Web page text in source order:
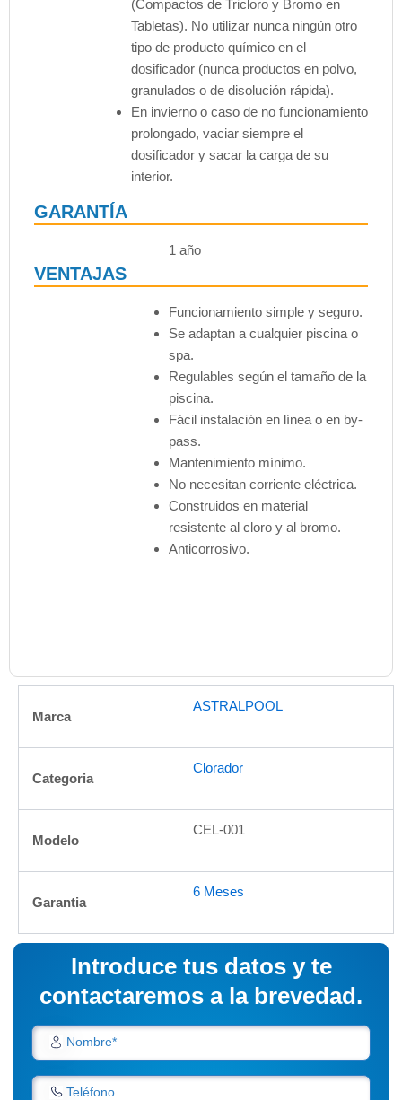
(Compactos de Tricloro y Bromo en
Tabletas). No utilizar nunca ningún otro
tipo de producto químico en el
dosificador (nunca productos en polvo,
granulados o de disolución rápida).
En invierno o caso de no funcionamiento
prolongado, vaciar siempre el
dosificador y sacar la carga de su
interior.
GARANTÍA
1 año
VENTAJAS
Funcionamiento simple y seguro.
Se adaptan a cualquier piscina o
spa.
Regulables según el tamaño de la
piscina.
Fácil instalación en línea o en by-
pass.
Mantenimiento mínimo.
No necesitan corriente eléctrica.
Construidos en material
resistente al cloro y al bromo.
Anticorrosivo.
Marca
ASTRALPOOL
Categoria
Clorador
Modelo
CEL-001
Garantia
6 Meses
Introduce tus datos y te
contactaremos a la brevedad.
Nombre*
Teléfono